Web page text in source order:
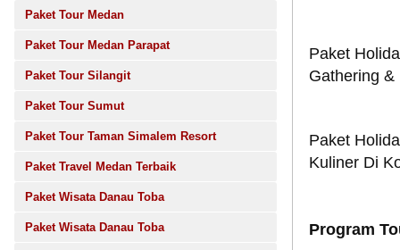
Paket Tour Medan
Paket Tour Medan Parapat
Paket Tour Silangit
Paket Tour Sumut
Paket Tour Taman Simalem Resort
Paket Travel Medan Terbaik
Paket Wisata Danau Toba
Paket Wisata Danau Toba
Paket
Gathering &
Paket
Kuliner Di
Program